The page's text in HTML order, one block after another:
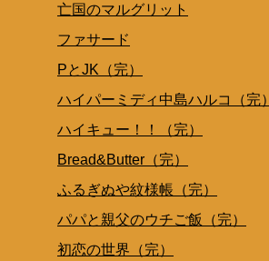
亡国のマルグリット
ファサード
PとJK（完）
ハイパーミディ中島ハルコ（完）
ハイキュー！！（完）
Bread&Butter（完）
ふるぎぬや紋様帳（完）
パパと親父のウチご飯（完）
初恋の世界（完）